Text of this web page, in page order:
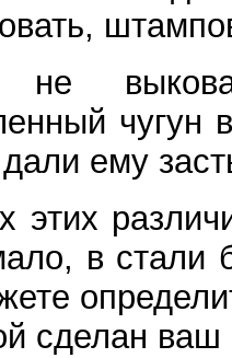
не
ему
этих
в стали
сделан